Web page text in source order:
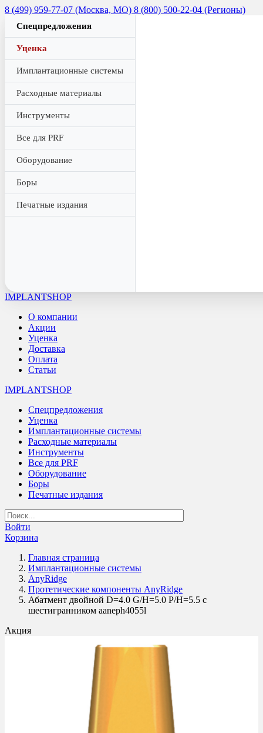
8 (499) 959-77-07 (Москва, МО) 8 (800) 500-22-04 (Регионы)
Спецпредложения
Уценка
Имплантационные системы
Расходные материалы
Инструменты
Все для PRF
Оборудование
Боры
Печатные издания
IMPLANTSHOP
О компании
Акции
Уценка
Доставка
Оплата
Статьи
IMPLANTSHOP
Спецпредложения
Уценка
Имплантационные системы
Расходные материалы
Инструменты
Все для PRF
Оборудование
Боры
Печатные издания
Войти
Корзина
Главная страница
Имплантационные системы
AnyRidge
Протетические компоненты AnyRidge
Абатмент двойной D=4.0 G/H=5.0 P/H=5.5 с
шестигранником aaneph4055l
Акция